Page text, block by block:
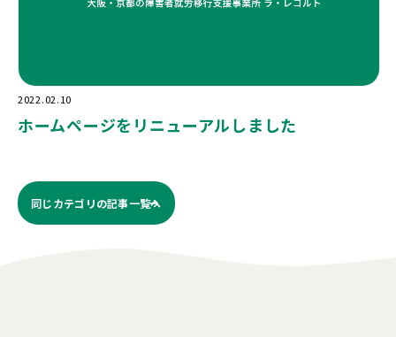
2022.02.10
ホームページをリニューアルしました
同じカテゴリの記事⼀覧へ